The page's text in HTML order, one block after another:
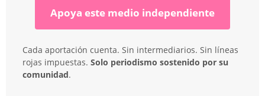
Apoya este medio independiente
Cada aportación cuenta. Sin intermediarios. Sin líneas
rojas impuestas. Solo periodismo sostenido por su
comunidad.